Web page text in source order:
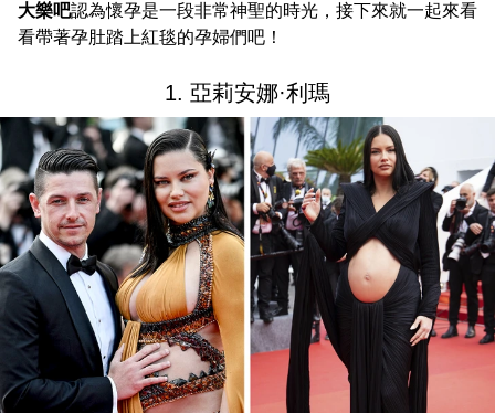
大樂吧認為懷孕是一段非常神聖的時光，接下來就一起來看
看帶著孕肚踏上紅毯的孕婦們吧！
1. 亞莉安娜·利瑪